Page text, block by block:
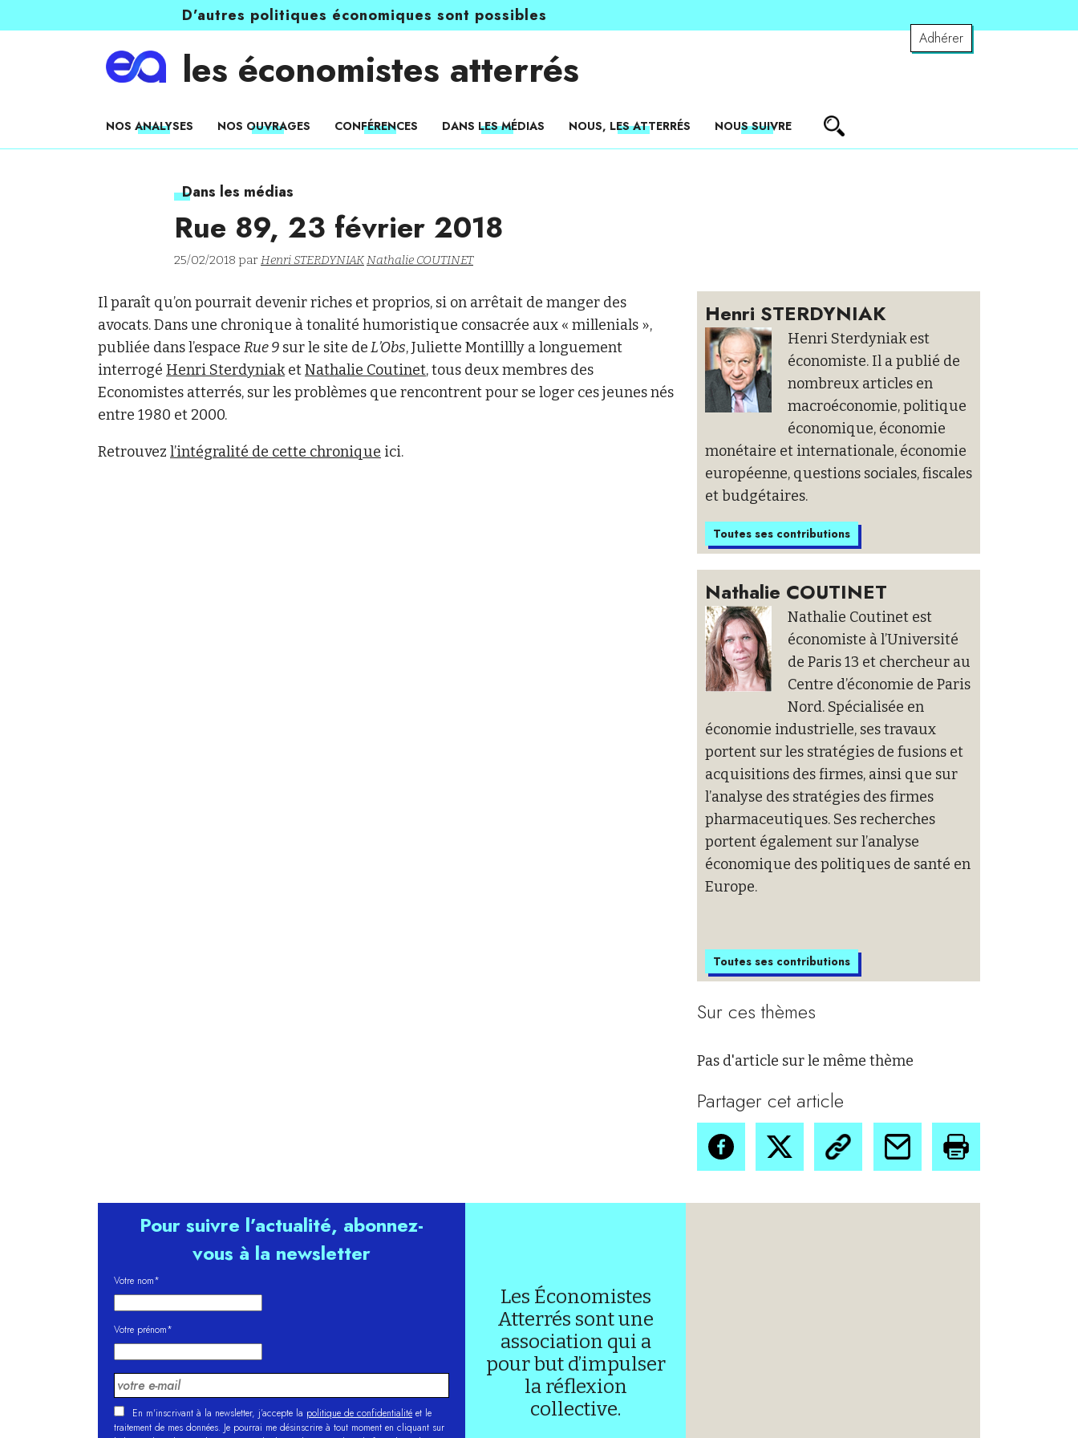
D’autres politiques économiques sont possibles
Adhérer
les économistes atterrés
NOS ANALYSES NOS OUVRAGES CONFÉRENCES DANS LES MÉDIAS NOUS, LES ATTERRÉS NOUS SUIVRE
Dans les médias
Rue 89, 23 février 2018
25/02/2018 parHenri STERDYNIAKNathalie COUTINET
Il paraît qu’on pourrait devenir riches et proprios, si on arrêtait de manger des
avocats. Dans une chronique à tonalité humoristique consacrée aux « millenials »,
publiée dans l’espace Rue 9 sur le site deL’Obs, Juliette Montillly a longuement
interrogé Henri SterdyniaketNathalie Coutinet, tous deux membres des
Economistes atterrés, sur les problèmes que rencontrent pour se loger ces jeunes nés
entre 1980 et 2000.
Retrouvez l’intégralité de cette chronique ici.
Henri STERDYNIAK
Henri Sterdyniak est
économiste. Il a publié de
nombreux articles en
macroéconomie, politique
économique, économie
monétaire et internationale, économie
européenne, questions sociales, fiscales
et budgétaires.
Toutes ses contributions
Nathalie COUTINET
Nathalie Coutinet est
économiste à l’Université
de Paris 13 et chercheur au
Centre d’économie de Paris
Nord. Spécialisée en
économie industrielle, ses travaux
portent sur les stratégies de fusions et
acquisitions des firmes, ainsi que sur
l’analyse des stratégies des firmes
pharmaceutiques. Ses recherches
portent également sur l’analyse
économique des politiques de santé en
Europe.
Toutes ses contributions
Sur ces thèmes
Pas d'article sur le même thème
Partager cet article
Pour suivre l’actualité, abonnez-
vous à la newsletter
Votre nom*
Votre prénom*
En m'inscrivant à la newsletter, j’accepte la politique de confidentialité et le
traitement de mes données. Je pourrai me désinscrire à tout moment en cliquant sur
Les Économistes
Atterrés sont une
association qui a
pour but d’impulser
la réflexion
collective.